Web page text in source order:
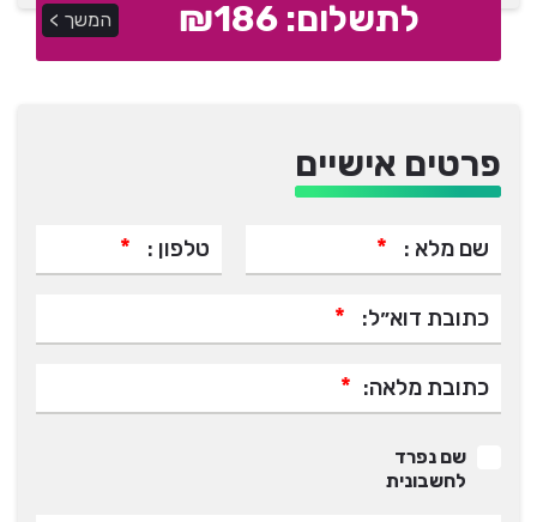
לתשלום: ₪186 המשך >
פרטים אישיים
שם מלא : * טלפון : *
כתובת דוא״ל: *
כתובת מלאה: *
שם נפרד
לחשבונית